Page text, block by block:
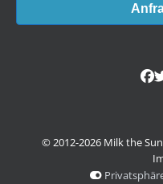
© 2012-2026 Milk the